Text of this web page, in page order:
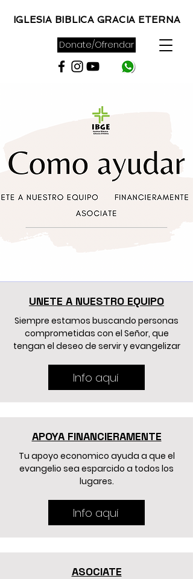
Donate/Ofrendar
IGLESIA BIBLICA GRACIA ETERNA
UNETE A NUESTRO EQUIPO
Siempre estamos buscando personas
comprometidas con el Señor, que
tengan el deseo de servir y evangelizar
Info aquí
APOYA FINANCIERAMENTE
Tu apoyo economico ayuda a que el
evangelio sea esparcido a todos los
lugares.
Info aquí
ASOCIATE